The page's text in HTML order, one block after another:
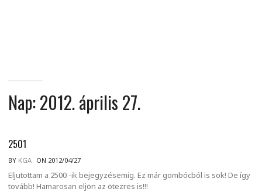
Nap:2012. április 27.
2501
BY KGA ON 2012/04/27
Eljutottam a 2500 -ik bejegyzésemig. Ez már gombócból is sok! De így
tovább! Hamarosan eljön az ötezres is!!!